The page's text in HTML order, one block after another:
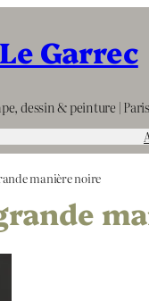
Garrec
dessin & peinture | Paris
manière noire